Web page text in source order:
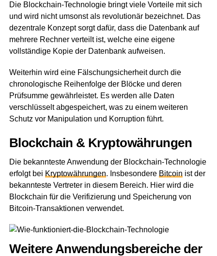
Die Blockchain-Technologie bringt viele Vorteile mit sich
und wird nicht umsonst als revolutionär bezeichnet. Das
dezentrale Konzept sorgt dafür, dass die Datenbank auf
mehrere Rechner verteilt ist, welche eine eigene
vollständige Kopie der Datenbank aufweisen.
Weiterhin wird eine Fälschungsicherheit durch die
chronologische Reihenfolge der Blöcke und deren
Prüfsumme gewährleistet. Es werden alle Daten
verschlüsselt abgespeichert, was zu einem weiteren
Schutz vor Manipulation und Korruption führt.
Blockchain & Kryptowährungen
Die bekannteste Anwendung der Blockchain-Technologie
erfolgt bei Kryptowährungen. Insbesondere Bitcoin ist der
bekannteste Vertreter in diesem Bereich. Hier wird die
Blockchain für die Verifizierung und Speicherung von
Bitcoin-Transaktionen verwendet.
Weitere Anwendungsbereiche der